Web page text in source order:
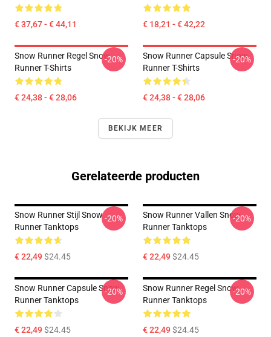
€ 37,67 - € 44,11 € 18,21 - € 42,22
Snow Runner Regel Snow
Runner T-Shirts
€ 24,38 - € 28,06
-20%
Snow Runner Capsule Snow
Runner T-Shirts
€ 24,38 - € 28,06
-20%
BEKIJK MEER
Gerelateerde producten
Snow Runner Stijl Snow
Runner Tanktops
€ 22,49$24.45
-20%
Snow Runner Vallen Snow
Runner Tanktops
€ 22,49$24.45
-20%
Snow Runner Capsule Snow
Runner Tanktops
€ 22,49$24.45
-20%
Snow Runner Regel Snow
Runner Tanktops
€ 22,49$24.45
-20%